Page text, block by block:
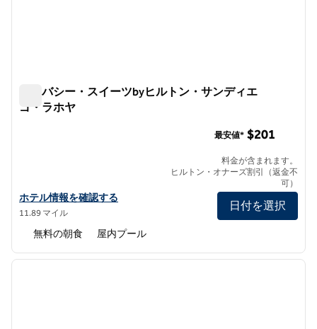
エンバシー・スイーツbyヒルトン・サンディエ
ゴ・ラホヤ
エンバシー・スイーツbyヒルトン・サンディエゴ・ラホヤの詳細
ホテル情報を確認する
11.89 マイル
最安値* $201
料金が含まれます。
ヒルトン・オナーズ割引（返金不
可）
日付を選択
無料の朝食 屋内プール
1/12
次の